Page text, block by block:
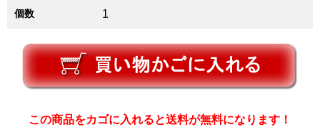
個数 1
この商品をカゴに入れると送料が無料になります！